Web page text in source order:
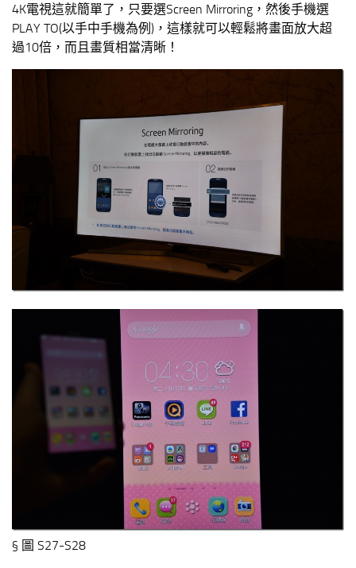
4K電視這就簡單了，只要選Screen Mirroring，然後手機選
PLAY TO(以手中手機為例)，這樣就可以輕鬆將畫面放大超
過10倍，而且畫質相當清晰！
§ 圖 S27-S28